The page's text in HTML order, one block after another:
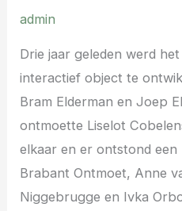
admin
Drie jaar geleden werd
interactief object te
Bram Elderman en Joep
ontmoette Liselot
elkaar en er ontstond een
Brabant Ontmoet, Anne
Niggebrugge en Ivka